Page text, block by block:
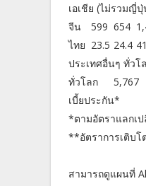
เอเชีย (ไม่รวมญี่
จีน
599 654
ไทย 23.5 24.4
ประเทศอื่นๆ ทั่วโ
ทั่วโลก
5,767
เบี้ยประกัน*
*ตามอัตราแลกเ
**อัตราการเติบ
สามารถดูแผนที่